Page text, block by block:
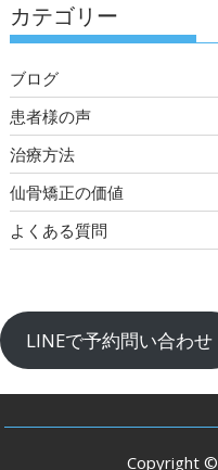
カテゴリー
ブログ
患者様の声
治療方法
仙骨矯正の価値
よくある質問
LINEで予約問い合わせ
Copyright